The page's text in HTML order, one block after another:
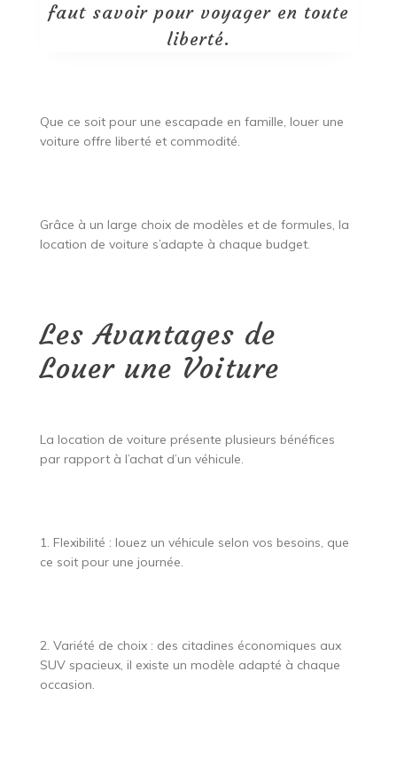
faut savoir pour voyager en toute
liberté.
Que ce soit pour une escapade en famille, louer une
voiture offre liberté et commodité.
Grâce à un large choix de modèles et de formules, la
location de voiture s’adapte à chaque budget.
Les Avantages de
Louer une Voiture
La location de voiture présente plusieurs bénéfices
par rapport à l’achat d’un véhicule.
1. Flexibilité : louez un véhicule selon vos besoins, que
ce soit pour une journée.
2. Variété de choix : des citadines économiques aux
SUV spacieux, il existe un modèle adapté à chaque
occasion.